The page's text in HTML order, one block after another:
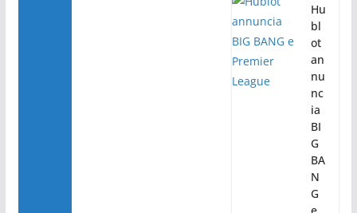
Hu
bl
ot
an
nu
nc
ia
BI
G
BA
N
G